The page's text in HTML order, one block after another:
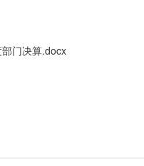
门决算.docx